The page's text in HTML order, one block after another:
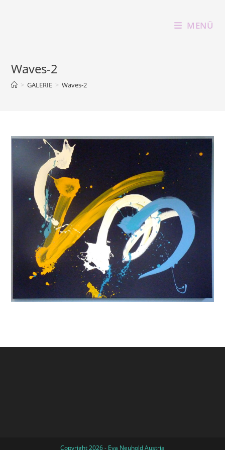
MENÜ
Waves-2
> GALERIE > Waves-2
Copyright 2026 - Eva Neuhold Austria